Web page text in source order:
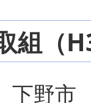
組（
野市